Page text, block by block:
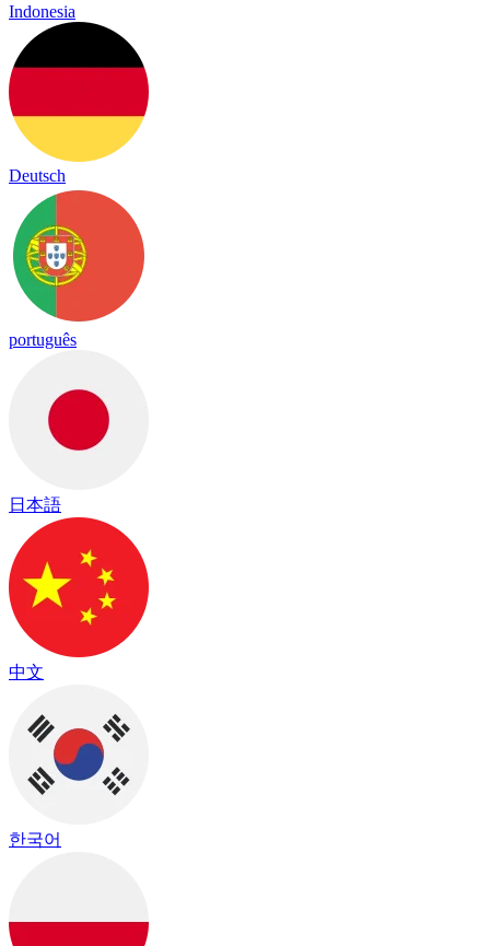
Indonesia
Deutsch
português
日本語
中文
한국어